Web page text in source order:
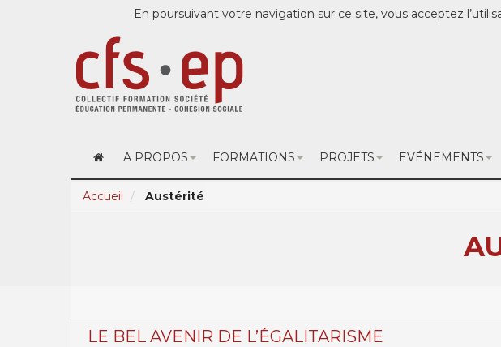
En poursuivant votre navigation sur ce site, vous acceptez
A PROPOS FORMATIONS PROJETS EVÉNEMENTS
Accueil Austérité
LE BEL AVENIR DE L’ÉGALITARISME